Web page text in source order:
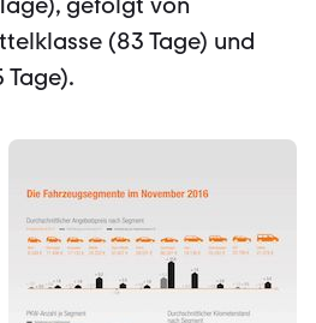
(83 Tage) und